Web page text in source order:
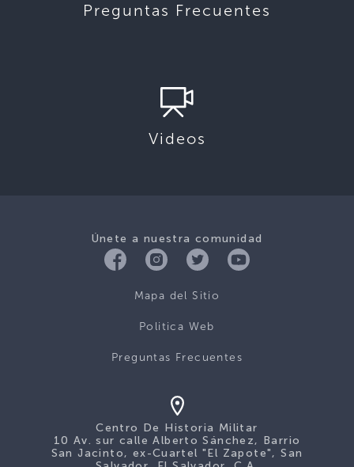
Preguntas Frecuentes
Videos
Únete a nuestra comunidad
Mapa del Sitio
Politica Web
Preguntas Frecuentes
Centro De Historia Militar
10 Av. sur calle Alberto Sánchez, Barrio
San Jacinto, ex-Cuartel "El Zapote", San